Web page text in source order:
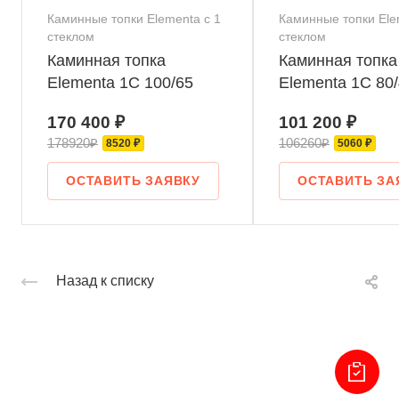
Каминные топки Elementa с 1
стеклом
Каминная топка
Elementa 1С 100/65
170 400 ₽
178920₽ 8520 ₽
ОСТАВИТЬ ЗАЯВКУ
Каминные топки
стеклом
Каминная топка
Elementa 1С
101 200 ₽
106260₽ 5060 ₽
ОСТАВИТЬ
Назад к списку